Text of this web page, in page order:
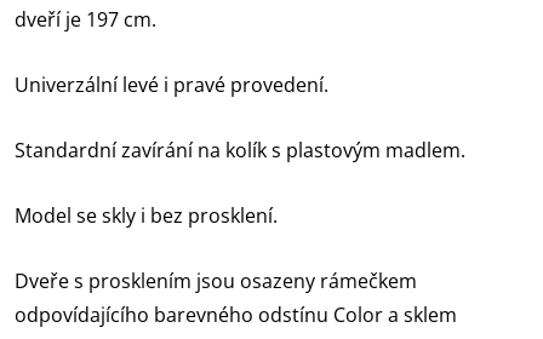
dveří je 197 cm.
Univerzální levé i pravé provedení.
Standardní zavírání na kolík s plastovým madlem.
Model se skly i bez prosklení.
Dveře s prosklením jsou osazeny rámečkem
odpovídajícího barevného odstínu Color a sklem